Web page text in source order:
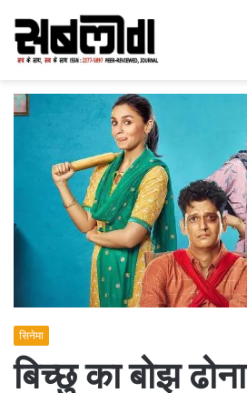
सिनेमा
बिच्छु का बोझ